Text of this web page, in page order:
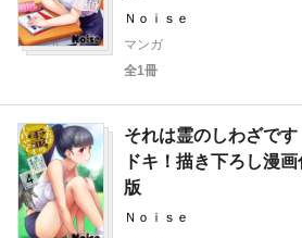
Ｎｏｉｓｅ
マンガ
全1冊
それは霊のしわざで
ドキ！描き下ろし漫
版
Ｎｏｉｓｅ